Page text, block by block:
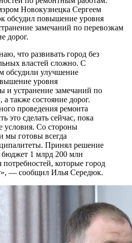
Новокузнецка Сергеем
обсудил повышение уровня
замечаний по перевозкам
дорог.
что развивать город без
властей сложно. С
обсудили улучшение
уровня
и устранение замечаний по
также состояние дорог.
проведения ремонта
это сделать сейчас, пока
условия. Со стороны
мы готовы всегда
Принял решение
бюджет 1 млрд 200 млн
потребностей, которые город
— сообщил Илья Середюк.